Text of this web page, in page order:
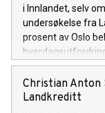
i Innlandet, selv
undersøkelse fra
prosent av Oslo
60 prosent.
Christian Anton
Landkreditt